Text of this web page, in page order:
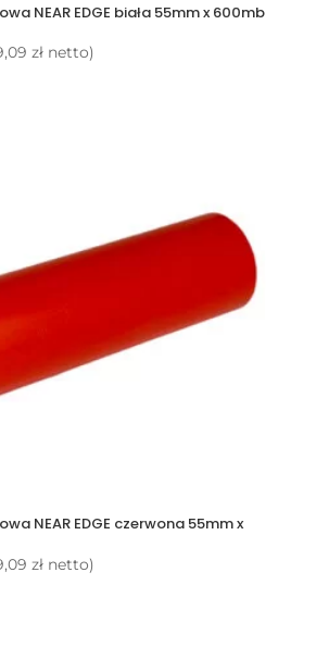
NEAR EDGE biała 55mm x 600mb
złnetto)
NEAR EDGE czerwona 55mm x
złnetto)